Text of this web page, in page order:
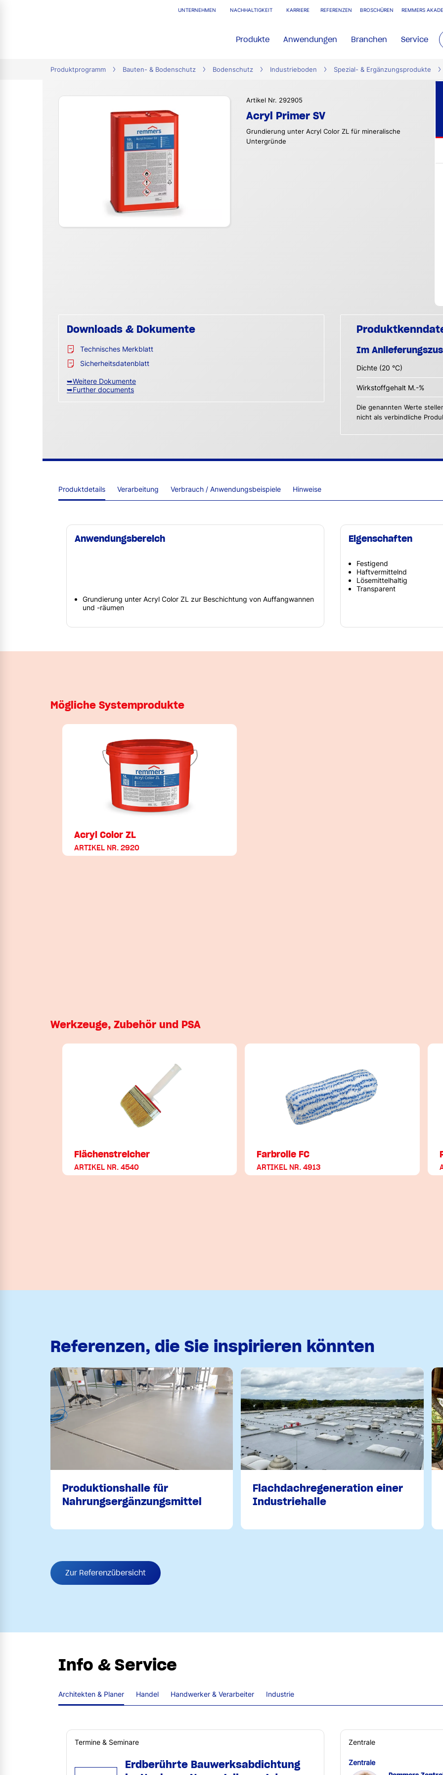
UNTERNEHMEN NACHHALTIGKEIT KARRIERE REFERENZEN BROSCHÜREN REMMERS
Produkte Anwendungen Branchen Service
Produktprogramm Bauten- & Bodenschutz Bodenschutz Industrieboden Spezial- & Ergänzungsprodukte
Artikel Nr. 292905
Acryl Primer SV
Grundierung unter Acryl Color ZL für mineralische
Untergründe
Downloads & Dokumente
Technisches Merkblatt
Sicherheitsdatenblatt
➥Weitere Dokumente
➥Further documents
Im
Dichte (20 °C)
Wirkstoffgehalt M.-%
Die genannten Werte
nicht als verbindliche
Produktdetails Verarbeitung Verbrauch / Anwendungsbeispiele Hinweise
Anwendungsbereich
Grundierung unter Acryl Color ZL zur Beschichtung von Auffangwannen
und -räumen
Eigenschaften
Festigend
Haftvermittelnd
Lösemittelhaltig
Transparent
Mögliche Systemprodukte
Acryl Color ZL
ARTIKEL NR. 2920
Werkzeuge, Zubehör und PSA
Flächenstreicher
ARTIKEL NR. 4540
Farbrolle FC
ARTIKEL NR. 4913
Referenzen, die Sie inspirieren könnten
Produktionshalle für
Nahrungsergänzungsmittel
Flachdachregeneration einer
Industriehalle
Zur Referenzübersicht
Info & Service
Architekten & Planer Handel Handwerker & Verarbeiter Industrie
Termine & Seminare
Erdberührte Bauwerksabdichtung
Zentrale
Zentrale